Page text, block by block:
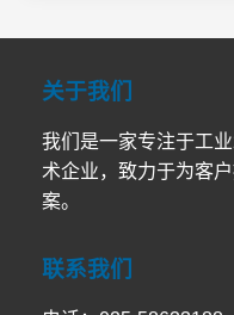
关于我们
我们是一家专注于工
术企业，致力于为客
案。
联系我们